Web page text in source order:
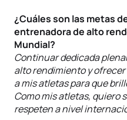
¿Cuáles son las metas
entrenadora de alto
Mundial?
Continuar dedicada
alto rendimiento y
a mis atletas para que
Como mis atletas, quiero
respeten a nivel